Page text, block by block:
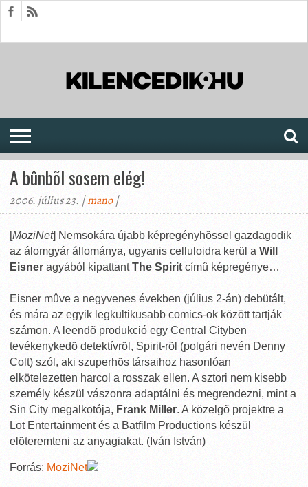
A bûnbõl sosem elég!
2006. július 23. |mano|
[MoziNet] Nemsokára újabb képregényhõssel gazdagodik
az álomgyár állománya, ugyanis celluloidra kerül a Will
Eisner agyából kipattantThe Spiritcímû képregénye…
Eisner mûve a negyvenes években (július 2-án) debütált,
és mára az egyik legkultikusabb comics-ok között tartják
számon. A leendõ produkció egy Central Cityben
tevékenykedõ detektívrõl, Spirit-rõl (polgári nevén Denny
Colt) szól, aki szuperhõs társaihoz hasonlóan
elkötelezetten harcol a rosszak ellen. A sztori nem kisebb
személy készül vászonra adaptálni és megrendezni, mint a
Sin City megalkotója, Frank Miller. A közelgõ projektre a
Lot Entertainment és a Batfilm Productions készül
elõteremteni az anyagiakat. (Iván István)
Forrás: MoziNet